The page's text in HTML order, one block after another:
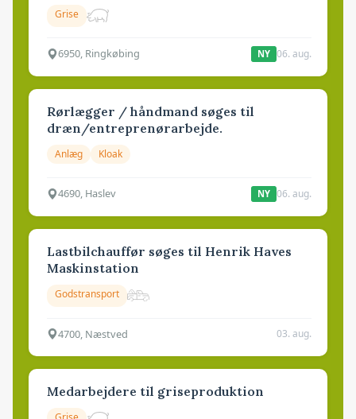
Grise
6950, Ringkøbing NY 06. aug.
Rørlægger / håndmand søges til
dræn/entreprenørarbejde.
Anlæg Kloak
4690, Haslev NY 06. aug.
Lastbilchauffør søges til Henrik Haves
Maskinstation
Godstransport
4700, Næstved 03. aug.
Medarbejdere til griseproduktion